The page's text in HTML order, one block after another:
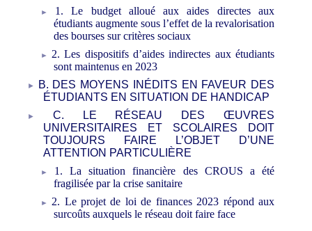
1. Le budget alloué aux aides directes aux
étudiants augmente sous l’effet de la revalorisation
des bourses sur critères sociaux
2. Les dispositifs d’aides indirectes aux étudiants
sont maintenus en 2023
B. DES MOYENS INÉDITS EN FAVEUR DES
ÉTUDIANTS EN SITUATION DE HANDICAP
C. LE RÉSEAU DES ŒUVRES
UNIVERSITAIRES ET SCOLAIRES DOIT
TOUJOURS FAIRE L’OBJET D’UNE
ATTENTION PARTICULIÈRE
1. La situation financière des CROUS a été
fragilisée par la crise sanitaire
2. Le projet de loi de finances 2023 répond aux
surcoûts auxquels le réseau doit faire face